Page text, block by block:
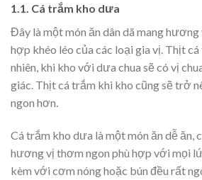
1.1. Cá trắm kho dưa
Đây là một món ăn dân dã mang
hợp khéo léo của các loại gia vị. Thịt
nhiên, khi kho với dưa chua sẽ có vị
giác. Thịt cá trắm khi kho cũng sẽ trở
ngon hơn.
Cá trắm kho dưa là một món ăn dễ ăn,
hương vị thơm ngon phù hợp với mọi
kèm với cơm nóng hoặc bún đều rất